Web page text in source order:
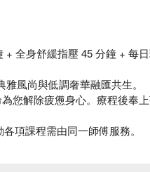
+ 全身舒緩指壓 45 分鐘 + 每
風尚與低調奢華融匯共生。
您解除疲憊身心。療程後奉
項課程需由同一師傅服務。